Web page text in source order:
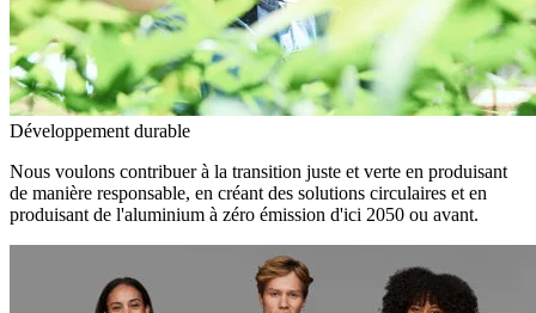
Développement durable
Nous voulons contribuer à la transition juste et verte en produisant
de manière responsable, en créant des solutions circulaires et en
produisant de l'aluminium à zéro émission d'ici 2050 ou avant.